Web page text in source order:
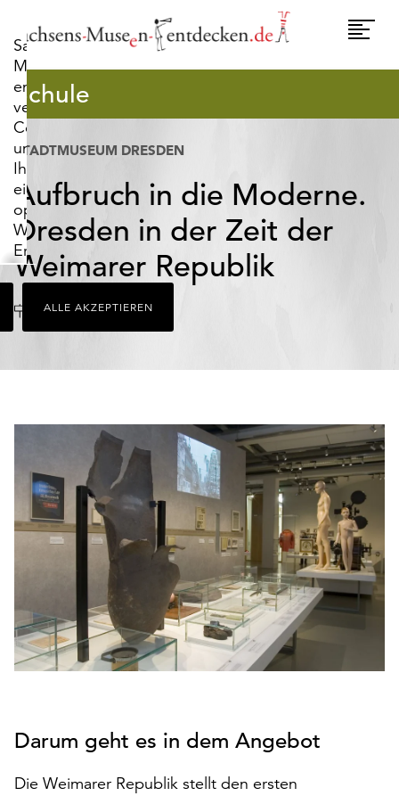
Sachsens-
Museen-
entdecken.de
verwendet
Cookies,
um
Ihnen
ein
optimales
Webseiten-
Erlebnis
zu
bieten.
Dazu
zählen
die
Seite
notwendig
sind
(funktionale
die
lediglich
zu
werden.
Klicken
ALLE AKZEPTIEREN
Schule
STADTMUSEUM DRESDEN
Aufbruch in die Moderne.
Dresden in der Zeit der
Weimarer Republik
Ort Dresden
Darum geht es in dem Angebot
Die Weimarer Republik stellt den ersten